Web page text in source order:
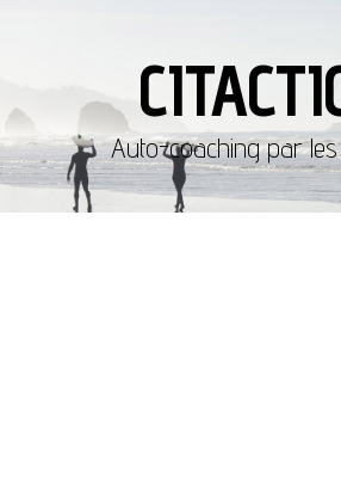
Auto-coaching par les